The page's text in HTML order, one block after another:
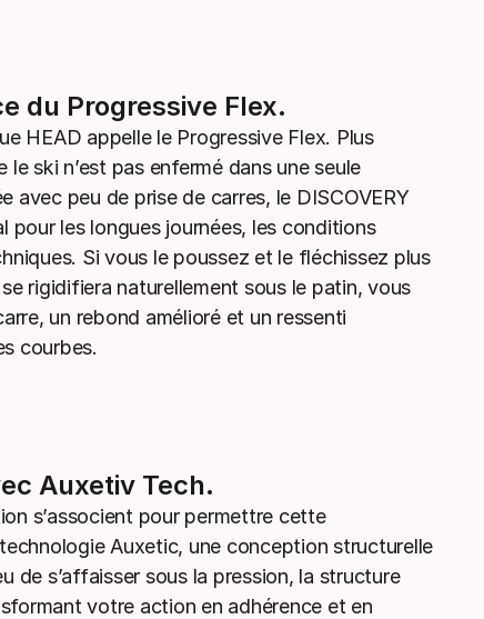
du Progressive Flex.
HEAD appelle le Progressive Flex. Plus
ski n’est pas enfermé dans une seule
avec peu de prise de carres, le DISCOVERY
pour les longues journées, les conditions
Si vous le poussez et le fléchissez plus
rigidifiera naturellement sous le patin, vous
un rebond amélioré et un ressenti
courbes.
Auxetiv Tech.
s’associent pour permettre cette
Auxetic, une conception structurelle
de s’affaisser sous la pression, la structure
votre action en adhérence et en